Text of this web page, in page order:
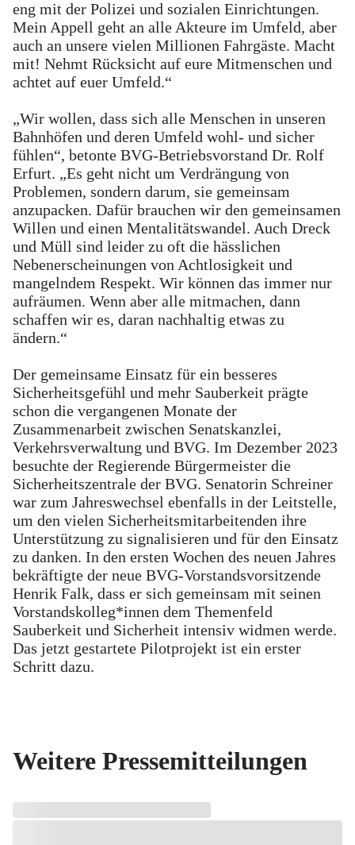
eng mit der Polizei und sozialen Einrichtungen.
Mein Appell geht an alle Akteure im Umfeld, aber
auch an unsere vielen Millionen Fahrgäste. Macht
mit! Nehmt Rücksicht auf eure Mitmenschen und
achtet auf euer Umfeld.“
„Wir wollen, dass sich alle Menschen in unseren
Bahnhöfen und deren Umfeld wohl- und sicher
fühlen“, betonte BVG-Betriebsvorstand Dr. Rolf
Erfurt. „Es geht nicht um Verdrängung von
Problemen, sondern darum, sie gemeinsam
anzupacken. Dafür brauchen wir den gemeinsamen
Willen und einen Mentalitätswandel. Auch Dreck
und Müll sind leider zu oft die hässlichen
Nebenerscheinungen von Achtlosigkeit und
mangelndem Respekt. Wir können das immer nur
aufräumen. Wenn aber alle mitmachen, dann
schaffen wir es, daran nachhaltig etwas zu
ändern.“
Der gemeinsame Einsatz für ein besseres
Sicherheitsgefühl und mehr Sauberkeit prägte
schon die vergangenen Monate der
Zusammenarbeit zwischen Senatskanzlei,
Verkehrsverwaltung und BVG. Im Dezember 2023
besuchte der Regierende Bürgermeister die
Sicherheitszentrale der BVG. Senatorin Schreiner
war zum Jahreswechsel ebenfalls in der Leitstelle,
um den vielen Sicherheitsmitarbeitenden ihre
Unterstützung zu signalisieren und für den Einsatz
zu danken. In den ersten Wochen des neuen Jahres
bekräftigte der neue BVG-Vorstandsvorsitzende
Henrik Falk, dass er sich gemeinsam mit seinen
Vorstandskolleg*innen dem Themenfeld
Sauberkeit und Sicherheit intensiv widmen werde.
Das jetzt gestartete Pilotprojekt ist ein erster
Schritt dazu.
Weitere Pressemitteilungen